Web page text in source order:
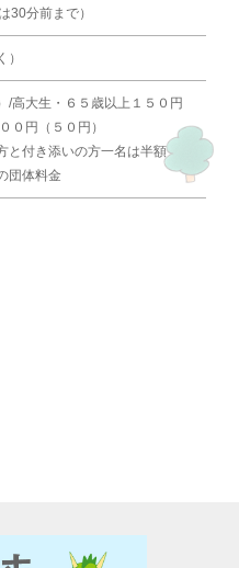
30分前まで）
/高大生・６５歳以上１５０円
０円（５０円）
と付き添いの方一名は半額
団体料金